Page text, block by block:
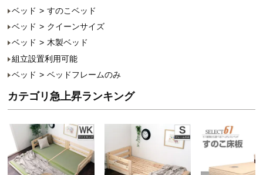
ベッド
すのこベッド
ベッド
クイーンサイズ
ベッド
木製ベッド
組立設置利用可能
ベッド
ベッドフレームのみ
カテゴリ急上昇ランキング